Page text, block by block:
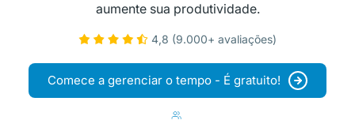
aumente sua produtividade.
4,8 (9.000+ avaliações)
Comece a gerenciar o tempo - É gratuito!